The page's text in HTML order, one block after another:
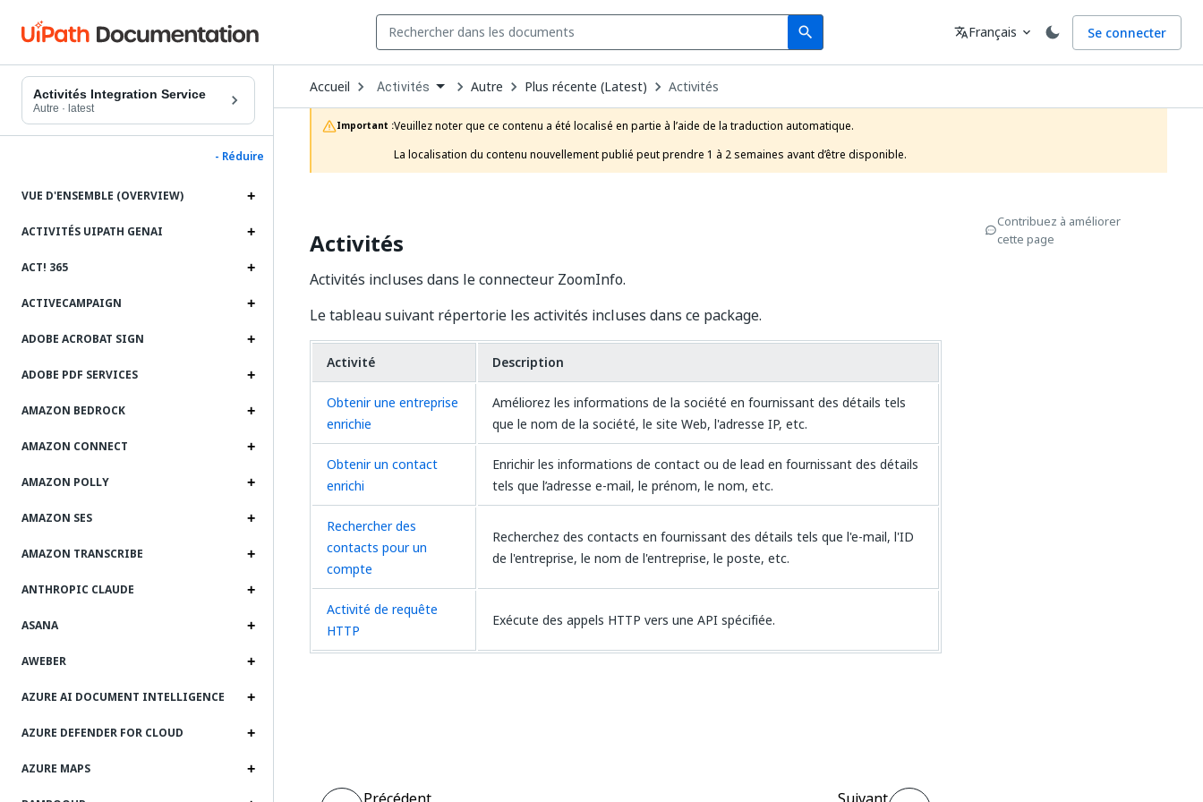
search
Search Langue
translateFrançais expand_more Se connecter
Activités Integration Service
Autre · latest
- Réduire
VUE D'ENSEMBLE (OVERVIEW)
ACTIVITÉS UIPATH GENAI
ACT! 365
ACTIVECAMPAIGN
ADOBE ACROBAT SIGN
ADOBE PDF SERVICES
AMAZON BEDROCK
AMAZON CONNECT
AMAZON POLLY
AMAZON SES
AMAZON TRANSCRIBE
ANTHROPIC CLAUDE
ASANA
AWEBER
AZURE AI DOCUMENT INTELLIGENCE
AZURE DEFENDER FOR CLOUD
AZURE MAPS
Accueil Open
Dropdown
to
choose
product
Activités Autre Plus récente (Latest) Activités
Important :Veuillez noter que ce contenu a été localisé en partie à l’aide de la traduction automatique.
La localisation du contenu nouvellement publié peut prendre 1 à 2 semaines avant d’être disponible.
Activités
Activités incluses dans le connecteur ZoomInfo.
Le tableau suivant répertorie les activités incluses dans ce package.
Activité Description
Obtenir une entreprise
enrichie
Améliorez les informations de la société en fournissant des détails tels
que le nom de la société, le site Web, l'adresse IP, etc.
Obtenir un contact
enrichi
Enrichir les informations de contact ou de lead en fournissant des détails
tels que l’adresse e-mail, le prénom, le nom, etc.
Rechercher des
contacts pour un
compte
Recherchez des contacts en fournissant des détails tels que l'e-mail, l'ID
de l'entreprise, le nom de l'entreprise, le poste, etc.
Activité de requête
HTTP
Exécute des appels HTTP vers une API spécifiée.
Contribuez à améliorer
cette page